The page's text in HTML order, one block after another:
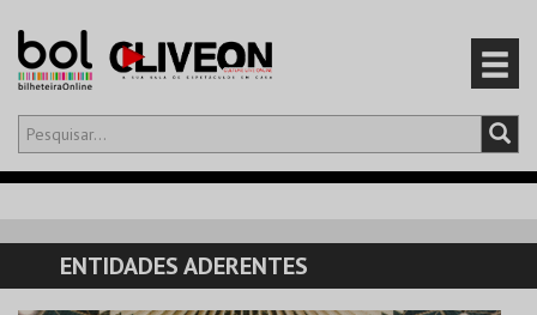
Olá,iniciar sessão
CARRINHO
EVENTOS
ENTIDADES ADERENTES